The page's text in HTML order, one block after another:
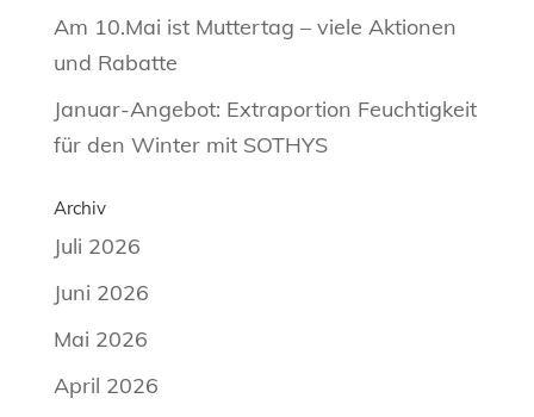
Am 10.Mai ist Muttertag – viele Aktionen
und Rabatte
Januar-Angebot: Extraportion Feuchtigkeit
für den Winter mit SOTHYS
Archiv
Juli 2026
Juni 2026
Mai 2026
April 2026